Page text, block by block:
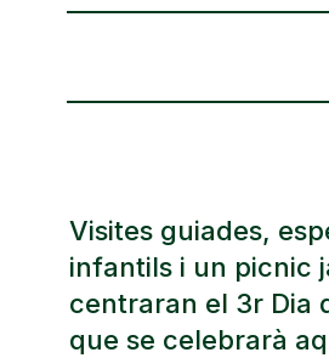
Visites guiades,
infantils i un picnic
centraran el 3r Dia
que se celebrarà